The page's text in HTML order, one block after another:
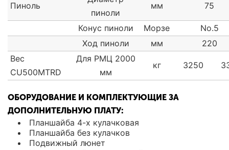
Пиноль
пиноли
мм 75
Конус пиноли Морзе
No.5
Ход пиноли
мм
220
Вес
CU500MTRD
Для РМЦ 2000
мм
кг 3250
ОБОРУДОВАНИЕ И КОМПЛЕКТУЮЩИЕ ЗА
ДОПОЛНИТЕЛЬНУЮ ПЛАТУ:
Планшайба 4-х кулачковая
Планшайба без кулачков
Подвижный люнет